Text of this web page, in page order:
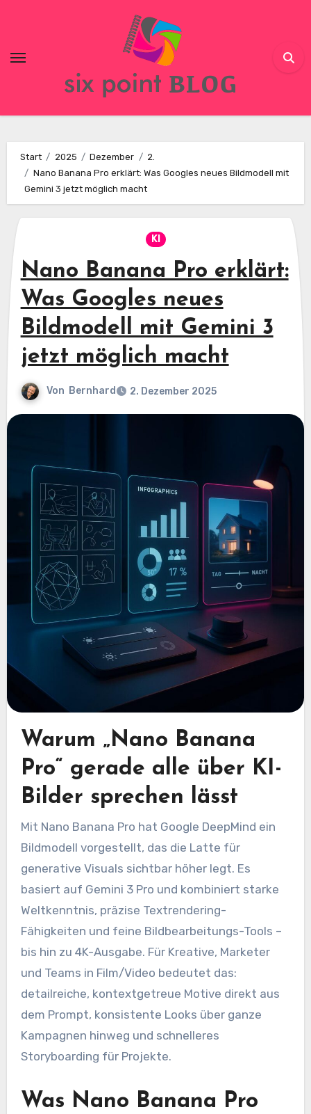
Start 2025 Dezember
2.
Nano Banana Pro erklärt: Was Googles neues Bildmodell mit
Gemini 3 jetzt möglich macht
KI
Nano Banana Pro erklärt:
Was Googles neues
Bildmodell mit Gemini 3
jetzt möglich macht
Von Bernhard 2. Dezember 2025
Warum „Nano Banana
Pro“ gerade alle über KI-
Bilder sprechen lässt
Mit Nano Banana Pro hat Google DeepMind ein
Bildmodell vorgestellt, das die Latte für
generative Visuals sichtbar höher legt. Es
basiert auf Gemini 3 Pro und kombiniert starke
Weltkenntnis, präzise Textrendering-
Fähigkeiten und feine Bildbearbeitungs-Tools –
bis hin zu 4K-Ausgabe. Für Kreative, Marketer
und Teams in Film/Video bedeutet das:
detailreiche, kontextgetreue Motive direkt aus
dem Prompt, konsistente Looks über ganze
Kampagnen hinweg und schnelleres
Storyboarding für Projekte.
Was Nano Banana Pro